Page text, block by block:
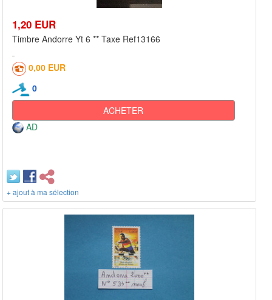
1,20 EUR
Timbre Andorre Yt 6 ** Taxe Ref13166
0,00 EUR
0
ACHETER
AD
+ ajout à ma sélection